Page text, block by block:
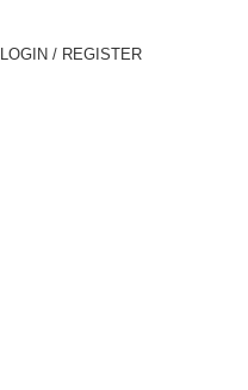
LOGIN / REGISTER